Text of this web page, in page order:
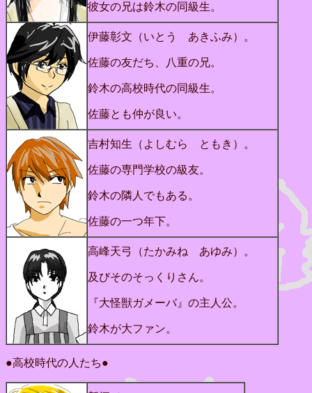
彼女の兄は鈴木の同級生。
伊藤彰文（いとう あきふみ）。
佐藤の友だち、八重の兄。
鈴木の高校時代の同級生。
佐藤とも仲が良い。
吉村知生（よしむら ともき）。
佐藤の専門学校の級友。
鈴木の隣人でもある。
佐藤の一つ年下。
高峰天弓（たかみね あゆみ）。
及びそのそっくりさん。
『大怪獣ガメーバ』の主人公。
鈴木が大ファン。
●高校時代の人たち●